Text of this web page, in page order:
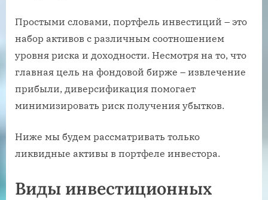
Простыми словами, портфель инвестиций – это
набор активов с различным соотношением
уровня риска и доходности. Несмотря на то, что
главная цель на фондовой бирже – извлечение
прибыли, диверсификация помогает
минимизировать риск получения убытков.
Ниже мы будем рассматривать только
ликвидные активы в портфеле инвестора.
Виды инвестиционных